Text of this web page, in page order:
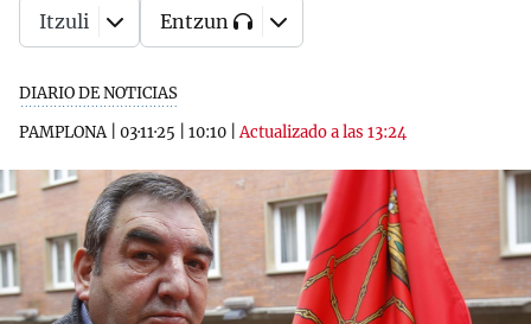
DIARIO DE NOTICIAS
PAMPLONA| 03·11·25 10:10 |Actualizado a las 13:24
Itzuli Entzun